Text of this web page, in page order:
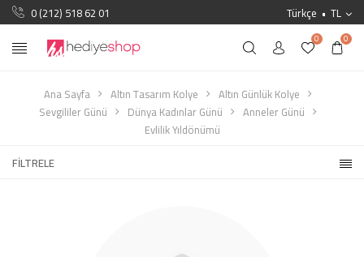
0 (212) 518 62 01 Türkçe TL
0 0
Ana Sayfa Altın Tasarım Kolye
Altın Günlük Kolye
Sevgililer Günü
Dünya Kadınlar Günü
Anneler Günü
Evlilik Yıldönümü
FILTRELE